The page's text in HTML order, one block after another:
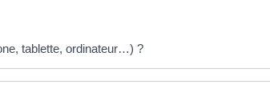
tablette, ordinateur…) ?